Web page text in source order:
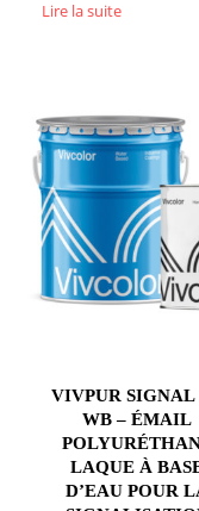
Lire la suite
VIVPUR SIGNAL
WB – ÉMAIL
LAQUE À
D’EAU POUR